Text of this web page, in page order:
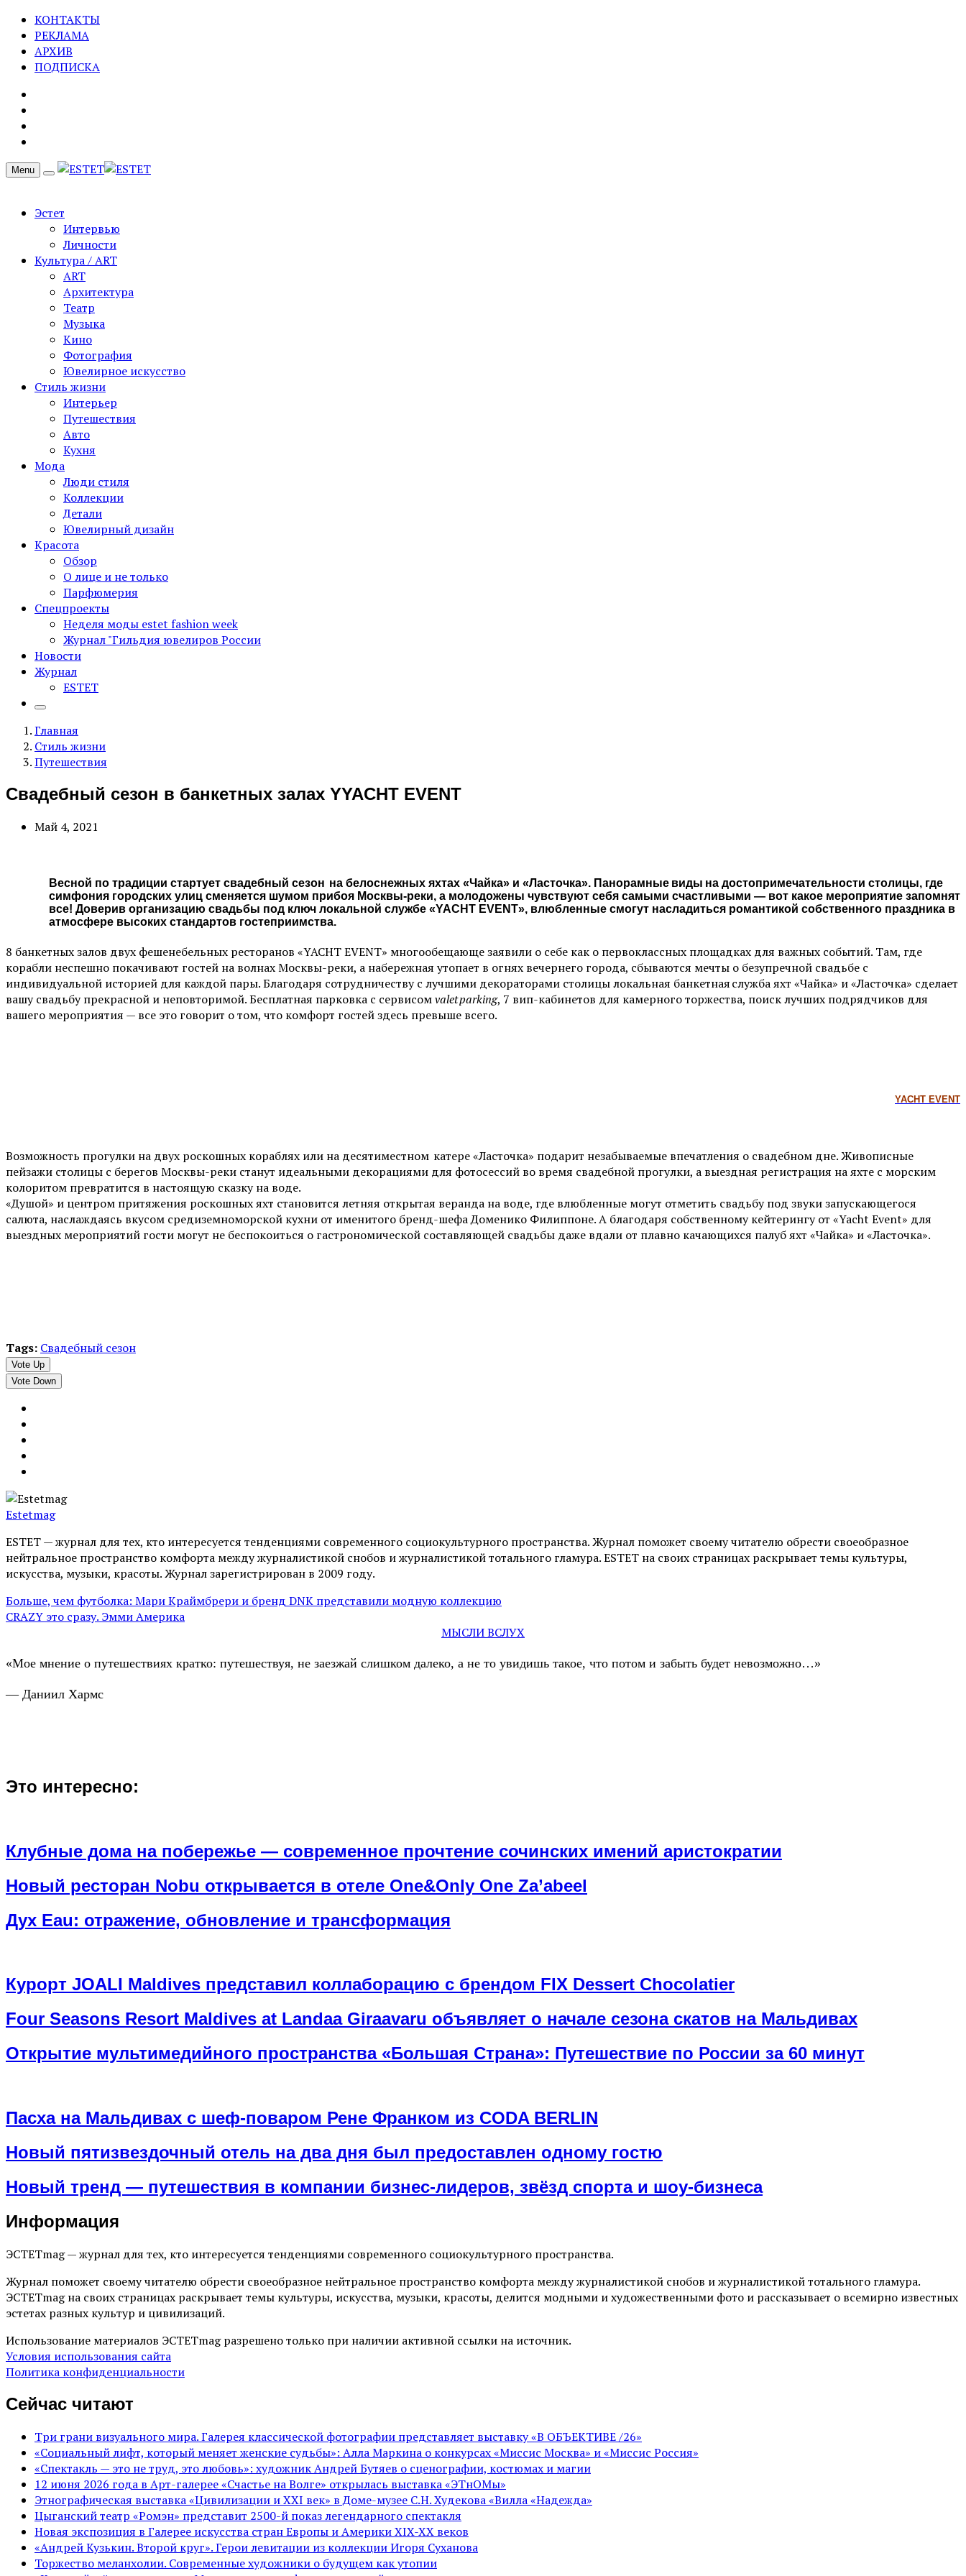
КОНТАКТЫ
РЕКЛАМА
АРХИВ
ПОДПИСКА
Menu
Эстет
Интервью
Личности
Культура / ART
ART
Архитектура
Театр
Музыка
Кино
Фотография
Ювелирное искусство
Стиль жизни
Интерьер
Путешествия
Авто
Кухня
Мода
Люди стиля
Коллекции
Детали
Ювелирный дизайн
Красота
Обзор
О лице и не только
Парфюмерия
Спецпроекты
Неделя моды estet fashion week
Журнал "Гильдия ювелиров России
Новости
Журнал
ESTET
Главная
Стиль жизни
Путешествия
Cвадебный сезон в банкетных залах YYACHT EVENT
Май 4, 2021
Весной по традиции стартует свадебный сезон на белоснежных яхтах «Чайка» и «Ласточка». Панорамные виды на достопримечательности столицы, где
симфония городских улиц сменяется шумом прибоя Москвы-реки, а молодожены чувствуют себя самыми счастливыми — вот какое мероприятие запомнят
все! Доверив организацию свадьбы под ключ локальной службе «YACHT EVENT», влюбленные смогут насладиться романтикой собственного праздника в
атмосфере высоких стандартов гостеприимства.
8 банкетных залов двух фешенебельных ресторанов «YACHT EVENT» многообещающе заявили о себе как о первоклассных площадках для важных событий. Там, где
корабли неспешно покачивают гостей на волнах Москвы-реки, а набережная утопает в огнях вечернего города, сбываются мечты о безупречной свадьбе с
индивидуальной историей для каждой пары. Благодаря сотрудничеству с лучшими декораторами столицы локальная банкетная служба яхт «Чайка» и «Ласточка» сделает
вашу свадьбу прекрасной и неповторимой. Бесплатная парковка с сервисомvalet parking, 7 вип-кабинетов для камерного торжества, поиск лучших подрядчиков для
вашего мероприятия — все это говорит о том, что комфорт гостей здесь превыше всего.
YACHT EVENT
Возможность прогулки на двух роскошных кораблях или на десятиместном катере «Ласточка» подарит незабываемые впечатления о свадебном дне. Живописные
пейзажи столицы с берегов Москвы-реки станут идеальными декорациями для фотосессий во время свадебной прогулки, а выездная регистрация на яхте с морским
колоритом превратится в настоящую сказку на воде.
«Душой» и центром притяжения роскошных яхт становится летняя открытая веранда на воде, где влюбленные могут отметить свадьбу под звуки запускающегося
салюта, наслаждаясь вкусом средиземноморской кухни от именитого бренд-шефа Доменико Филиппоне. А благодаря собственному кейтерингу от «Yacht Event» для
выездных мероприятий гости могут не беспокоиться о гастрономической составляющей свадьбы даже вдали от плавно качающихся палуб яхт «Чайка» и «Ласточка».
Tags: Свадебный сезон
Vote Up
Vote Down
Estetmag
ESTET — журнал для тех, кто интересуeтся тенденциями современного социокультурного пространства. Журнал поможет своему читателю обрести своеобразное
нейтральное пространство комфорта между журналистикой снобов и журналистикой тотального гламура. ESTET на своих страницах раскрывает темы культуры,
искусства, музыки, красоты. Журнал зарегистрирован в 2009 году.
Больше, чем футболка: Мари Краймбрери и бренд DNK представили модную коллекцию
СRAZY это сразу. Эмми Америка
МЫСЛИ ВСЛУХ
«Мое мнение о путешествиях кратко: путешествуя, не заезжай слишком далеко, а не то увидишь такое, что потом и забыть будет невозможно…»
— Даниил Хармс
Это интересно:
Клубные дома на побережье — современное прочтение сочинских имений аристократии
Новый ресторан Nobu открывается в отеле One&Only One Za’abeel
Дух Eau: отражение, обновление и трансформация
Курорт JOALI Maldives представил коллаборацию с брендом FIX Dessert Chocolatier
Four Seasons Resort Maldives at Landaa Giraavaru объявляет о начале сезона скатов на Мальдивах
Открытие мультимедийного пространства «Большая Страна»: Путешествие по России за 60 минут
Пасха на Мальдивах с шеф-поваром Рене Франком из CODA BERLIN
Новый пятизвездочный отель на два дня был предоставлен одному гостю
Новый тренд — путешествия в компании бизнес-лидеров, звёзд спорта и шоу-бизнеса
Информация
ЭСТЕТmag — журнал для тех, кто интересуется тенденциями современного социокультурного пространства.
Журнал поможет своему читателю обрести своеобразное нейтральное пространство комфорта между журналистикой снобов и журналистикой тотального гламура.
ЭСТЕТmag на своих страницах раскрывает темы культуры, искусства, музыки, красоты, делится модными и художественными фото и рассказывает о всемирно известных
эстетах разных культур и цивилизаций.
Использование материалов ЭСТЕТmag разрешено только при наличии активной ссылки на источник.
Условия использования сайта
Политика конфиденциальности
Сейчас читают
Три грани визуального мира. Галерея классической фотографии представляет выставку «В ОБЪЕКТИВЕ /26»
«Социальный лифт, который меняет женские судьбы»: Алла Маркина о конкурсах «Миссис Москва» и «Миссис Россия»
«Спектакль — это не труд, это любовь»: художник Андрей Бутяев о сценографии, костюмах и магии
12 июня 2026 года в Арт-галерее «Счастье на Волге» открылась выставка «ЭТнОМы»
Этнографическая выставка «Цивилизации и ХХI век» в Доме-музее С.Н. Худекова «Вилла «Надежда»
Цыганский театр «Ромэн» представит 2500-й показ легендарного спектакля
Новая экспозиция в Галерее искусства стран Европы и Америки XIX-XX веков
«Андрей Кузькин. Второй круг». Герои левитации из коллекции Игоря Суханова
Торжество меланхолии. Современные художники о будущем как утопии